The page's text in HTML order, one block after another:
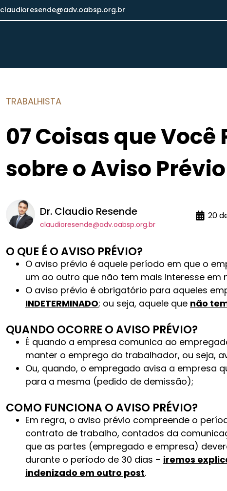
claudioresende@adv.oabsp.org.br
TRABALHISTA
07 Coisas que Você
sobre o Aviso Prévio
Dr. Claudio Resende
claudioresende@adv.oabsp.org.br
20
O QUE É O AVISO PRÉVIO?
O aviso prévio é aquele período em que o
um ao outro que não tem mais interesse
O aviso prévio é obrigatório para aqueles
INDETERMINADO; ou seja, aquele que não
QUANDO OCORRE O AVISO PRÉVIO?
É quando a empresa comunica ao
manter o emprego do trabalhador, ou seja,
Ou, quando, o empregado avisa a empresa
para a mesma (pedido de demissão);
COMO FUNCIONA O AVISO PRÉVIO?
Em regra, o aviso prévio compreende o
contrato de trabalho, contados da
que as partes (empregado e empresa)
durante o período de 30 dias – iremos
indenizado em outro post.